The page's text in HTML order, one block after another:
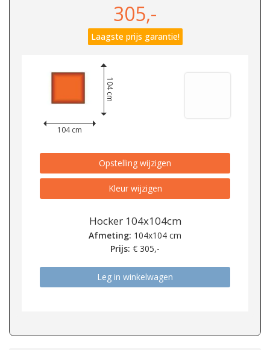
305,-
Laagste prijs garantie!
104 cm
104 cm
Opstelling wijzigen
Kleur wijzigen
Hocker 104x104cm
Afmeting: 104x104 cm
Prijs: € 305,-
Leg in winkelwagen